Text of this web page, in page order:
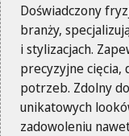
Doświadczony
branży,
i stylizacjach.
precyzyjne cięcia,
potrzeb. Zdolny
unikatowych
zadowoleniu